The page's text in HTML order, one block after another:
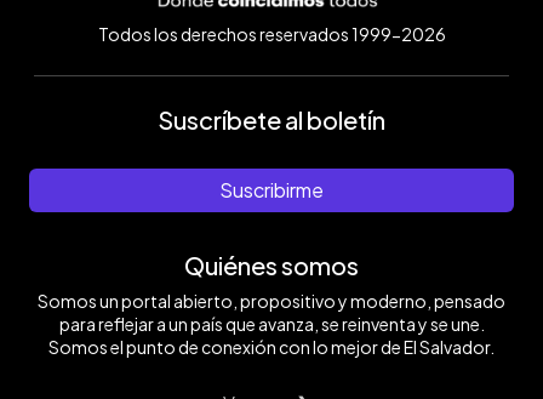
Todos los derechos reservados 1999-2026
Suscríbete al boletín
Suscribirme
Quiénes somos
Somos un portal abierto, propositivo y moderno, pensado
para reflejar a un país que avanza, se reinventa y se une.
Somos el punto de conexión con lo mejor de El Salvador.